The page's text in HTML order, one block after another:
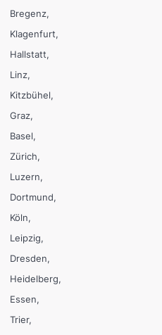
Bregenz
Klagenfurt
Hallstatt
Linz
Kitzbühel
Graz
Basel
Zürich
Luzern
Dortmund
Köln
Leipzig
Dresden
Heidelberg
Essen
Trier